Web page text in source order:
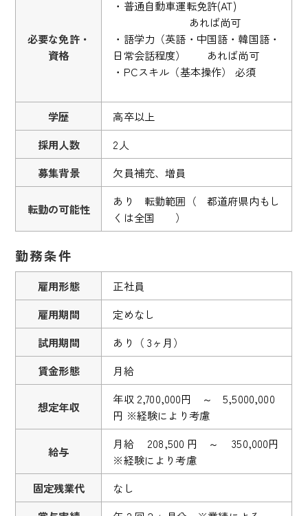
必要な免許・
資格
・普通自動車運転免許(AT)
あれば尚可
・語学力（英語・中国語・韓国語・
日常会話程度） あれば尚可
・PCスキル（基本操作） 必須
学歴
高卒以上
採用人数
2人
募集背景
欠員補充、増員
転勤の可能性
あり 転勤範囲（ 都道府県内もし
くは全国 ）
勤務条件
雇用形態
正社員
雇用期間
定めなし
試用期間
あり（ 3ヶ月）
賃金形態
月給
想定年収
年収 2,700,000円 ～ 5,5000,000
円 ※経験により考慮
給与
月給 208,500 円 ～ 350,000円
※経験により考慮
固定残業代
なし